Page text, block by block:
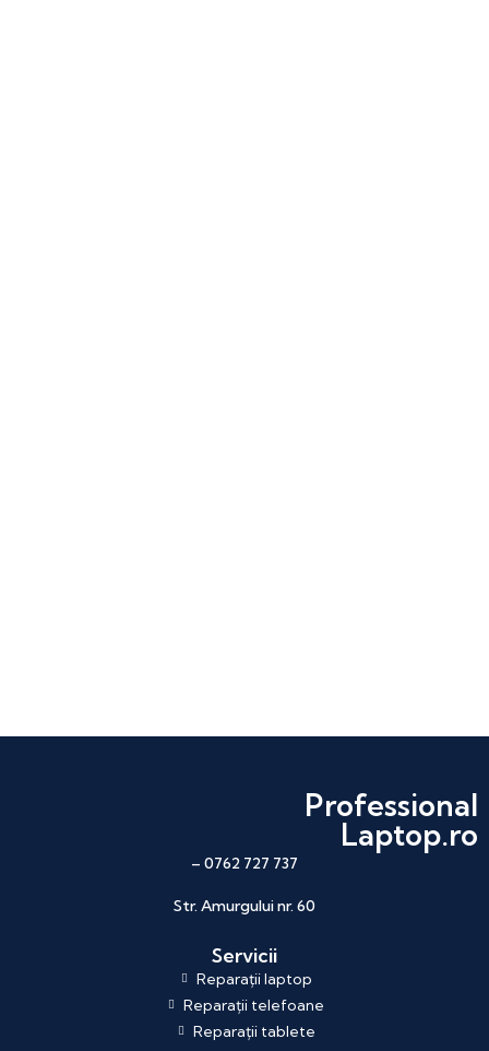
Professional
Laptop.ro
– 0762 727 737
Str. Amurgului nr. 60
Servicii
Reparații laptop
Reparații telefoane
Reparații tablete